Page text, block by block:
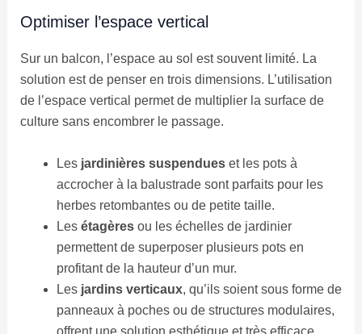
Optimiser l’espace vertical
Sur un balcon, l’espace au sol est souvent limité. La
solution est de penser en trois dimensions. L’utilisation
de l’espace vertical permet de multiplier la surface de
culture sans encombrer le passage.
Les jardinières suspendueset les pots à
accrocher à la balustrade sont parfaits pour les
herbes retombantes ou de petite taille.
Les étagèresou les échelles de jardinier
permettent de superposer plusieurs pots en
profitant de la hauteur d’un mur.
Les jardins verticaux, qu’ils soient sous forme de
panneaux à poches ou de structures modulaires,
offrent une solution esthétique et très efficace